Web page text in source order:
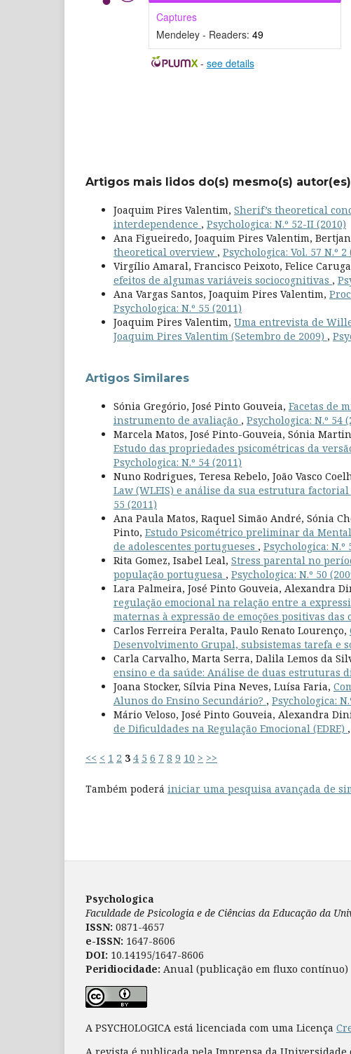
Captures
Mendeley - Readers: 49
- see details
Artigos mais lidos do(s) mesmo(s) autor(es)
Joaquim Pires Valentim, Sherif’s theoretical
interdependence , Psychologica: N.º 52-II (2010)
Ana Figueiredo, Joaquim Pires Valentim, Bertjan
theoretical overview , Psychologica: Vol. 57 N.º 2
Virgílio Amaral, Francisco Peixoto, Felice
efeitos de algumas variáveis sociocognitivas ,
Ana Vargas Santos, Joaquim Pires Valentim,
Psychologica: N.º 55 (2011)
Joaquim Pires Valentim, Uma entrevista de
Joaquim Pires Valentim (Setembro de 2009) ,
Artigos Similares
Sónia Gregório, José Pinto Gouveia, Facetas de
instrumento de avaliação , Psychologica: N.º 54
Marcela Matos, José Pinto-Gouveia, Sónia
Estudo das propriedades psicométricas da
Psychologica: N.º 54 (2011)
Nuno Rodrigues, Teresa Rebelo, João Vasco
Law (WLEIS) e análise da sua estrutura
55 (2011)
Ana Paula Matos, Raquel Simão André, Sónia
Pinto, Estudo Psicométrico preliminar da
de adolescentes portugueses , Psychologica: N.º
Rita Gomez, Isabel Leal, Stress parental no
população portuguesa , Psychologica: N.º 50
Lara Palmeira, José Pinto Gouveia, Alexandra
regulação emocional na relação entre a
maternas à expressão de emoções positivas das
Carlos Ferreira Peralta, Paulo Renato Lourenço,
Desenvolvimento Grupal, subsistemas tarefa e
Carla Carvalho, Marta Serra, Dalila Lemos da
ensino e da saúde: Análise de duas estruturas
Joana Stocker, Sílvia Pina Neves, Luísa Faria,
Alunos do Ensino Secundário? , Psychologica:
Mário Veloso, José Pinto Gouveia, Alexandra
de Dificuldades na Regulação Emocional (EDRE) ,
<< < 1 2 3 4 5 6 7 8 9 10 > >>
Também poderá iniciar uma pesquisa avançada de
Psychologica
Faculdade de Psicologia e de Ciências da Educação da
ISSN: 0871-4657
e-ISSN: 1647-8606
DOI: 10.14195/1647-8606
Peridiocidade: Anual (publicação em fluxo contínuo)
A PSYCHOLOGICA está licenciada com uma Licença